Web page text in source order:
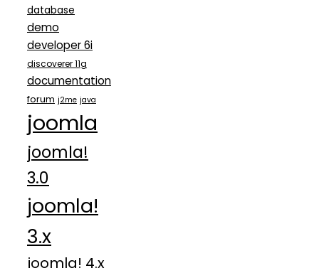
database
demo
developer 6i
discoverer 11g
documentation
forum j2me java
joomla
joomla!
3.0
joomla!
3.x
joomla! 4.x